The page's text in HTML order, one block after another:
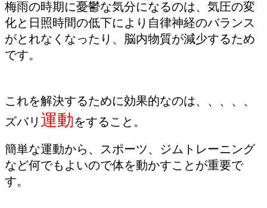
梅雨の時期に憂鬱な気分になるのは、気圧の変
化と日照時間の低下により自律神経のバランス
がとれなくなったり、脳内物質が減少するため
です。
これを解決するために効果的なのは、、、、、
ズバリ 運動をすること。
簡単な運動から、スポーツ、ジムトレーニング
など何でもよいので体を動かすことが重要で
す。